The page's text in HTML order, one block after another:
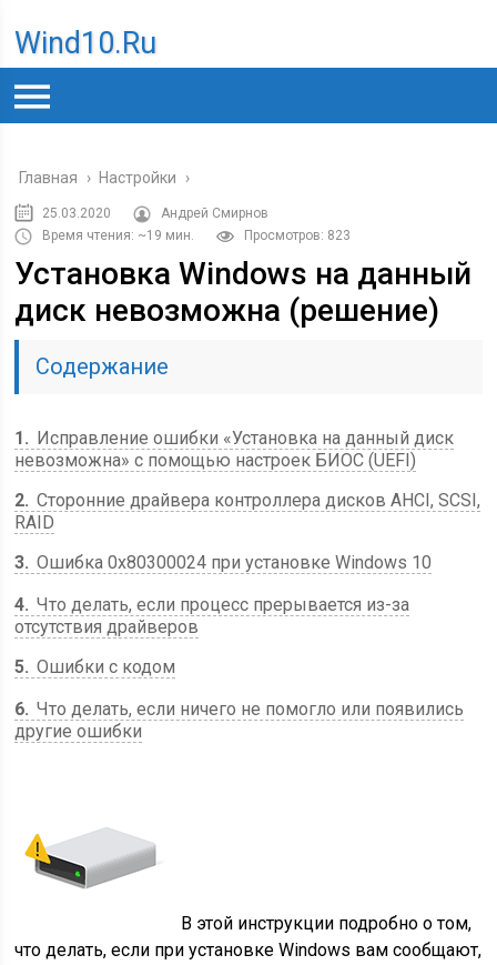
Wind10.ru
Главная › Настройки ›
25.03.2020
Андрей Смирнов
Время чтения: ~19 мин.
Просмотров: 823
Установка Windows на данный
диск невозможна (решение)
Содержание
1
Исправление ошибки «Установка на данный диск
невозможна» с помощью настроек БИОС (UEFI)
2 Сторонние драйвера контроллера дисков AHCI, SCSI,
RAID
3 Ошибка 0x80300024 при установке Windows 10
4 Что делать, если процесс прерывается из-за
отсутствия драйверов
5 Ошибки с кодом
6 Что делать, если ничего не помогло или появились
другие ошибки
В этой инструкции подробно о том,
что делать, если при установке Windows вам сообщают,